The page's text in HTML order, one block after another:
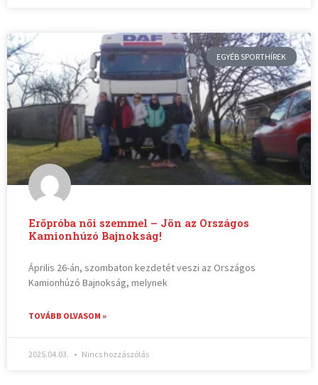
EGYÉB SPORTHÍREK
Erőpróba női szemmel – Jön az Országos
Kamionhúzó Bajnokság!
Április 26-án, szombaton kezdetét veszi az Országos
Kamionhúzó Bajnokság, melynek
TOVÁBB OLVASOM »
2025.04.03. Nincs hozzászólás